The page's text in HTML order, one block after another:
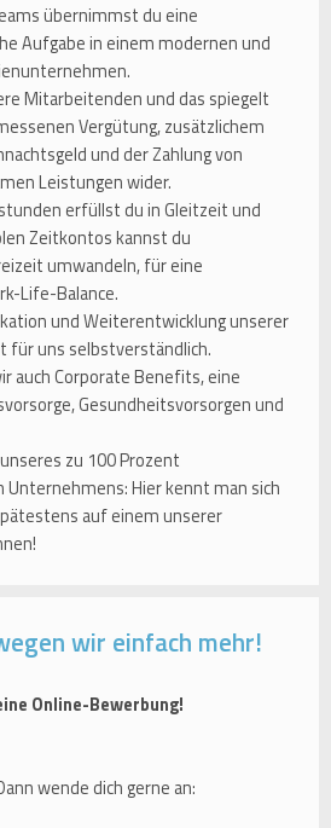
übernimmst du eine
Aufgabe in einem modernen und
Mitarbeitenden und das spiegelt
Vergütung, zusätzlichem
und der Zahlung von
Leistungen wider.
erfüllst du in Gleitzeit und
Zeitkontos kannst du
umwandeln, für eine
Life-Balance.
und Weiterentwicklung unserer
für uns selbstverständlich.
auch Corporate Benefits, eine
Gesundheitsvorsorgen und
zu 100 Prozent
Hier kennt man sich
auf einem unserer
wir einfach mehr!
Online-Bewerbung!
wende dich gerne an: